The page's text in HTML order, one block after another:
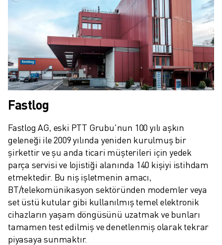
LOKASYONLAR
Fastlog
Fastlog AG, eski PTT Grubu'nun 100 yılı aşkın
geleneği ile 2009 yılında yeniden kurulmuş bir
şirkettir ve şu anda ticari müşterileri için yedek
parça servisi ve lojistiği alanında 140 kişiyi istihdam
etmektedir. Bu niş işletmenin amacı,
BT/telekomünikasyon sektöründen modemler veya
set üstü kutular gibi kullanılmış temel elektronik
cihazların yaşam döngüsünü uzatmak ve bunları
tamamen test edilmiş ve denetlenmiş olarak tekrar
piyasaya sunmaktır.